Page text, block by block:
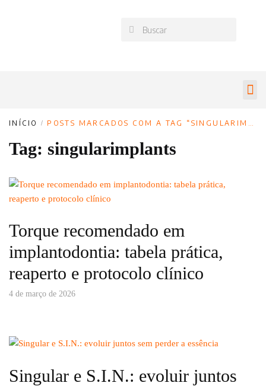
INÍCIO / POSTS MARCADOS COM A TAG “SINGULARIMPLANTS”
Tag: singularimplants
Torque recomendado em
implantodontia: tabela prática,
reaperto e protocolo clínico
4 de março de 2026
Singular e S.I.N.: evoluir juntos